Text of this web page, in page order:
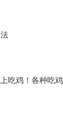
吃鸡！各种吃鸡